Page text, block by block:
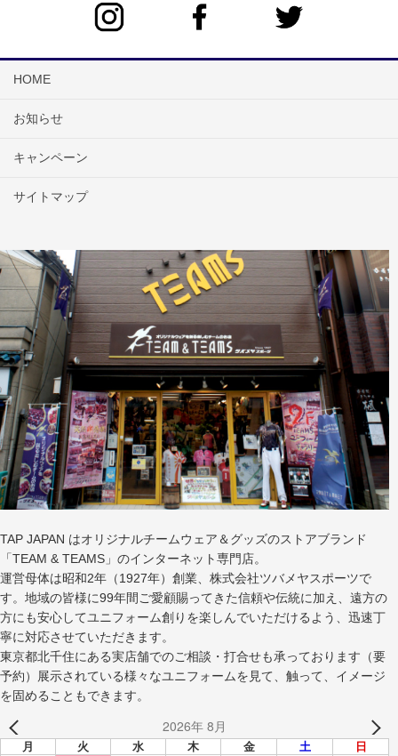
HOME
お知らせ
キャンペーン
サイトマップ
TAP JAPAN はオリジナルチームウェア＆グッズのストアブランド
「TEAM & TEAMS」のインターネット専門店。
運営母体は昭和2年（1927年）創業、株式会社ツバメヤスポーツで
す。地域の皆様に99年間ご愛顧賜ってきた信頼や伝統に加え、遠方の
方にも安心してユニフォーム創りを楽しんでいただけるよう、迅速丁
寧に対応させていただきます。
東京都北千住にある実店舗でのご相談・打合せも承っております（要
予約）展示されている様々なユニフォームを見て、触って、イメージ
を固めることもできます。
2026年 8月
月 火 水 木 金 土 日